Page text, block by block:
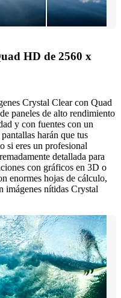
HD de 2560 x
Crystal Clear con Quad
paneles de alto rendimiento
y con fuentes con un
harán que tus
si eres un profesional
detallada para
con gráficos en 3D o
enormes hojas de cálculo,
imágenes nítidas Crystal